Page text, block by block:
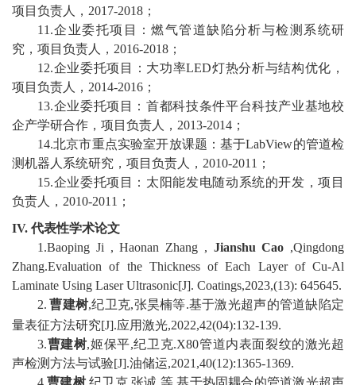
项目负责人， 2017-2018 ；
11 .企业委托项目：燃气管道缺陷分析与检测系统研
究，项目负责人， 2016-2018 ；
1 2.企业委托项目：大功率LED灯热分析与结构优化，
项目负责人， 2014-2016 ；
13.企业委托项目：首都科技条件平台科技产业基地校
企产学研合作，项目负责人， 2013-2014 ；
14.北京市重点实验室开放课题：基于LabView的管道检
测机器人系统研究，项目负责人， 2010-2011 ；
1 5.企业委托项目：太阳能发电随动系统的开发，项目
负责人， 2010-2011 ；
IV. 代表性学术论文
1.Baoping Ji , Haonan Zhang , Jianshu Cao ,Qingdong
Zhang.Evaluation of the Thickness of Each Layer of Cu-Al
Laminate Using Laser Ultrasonic[J]. Coatings,2023,(13): 645645.
2. 曹建树,纪卫克,张昊楠等.基于激光超声的管道缺陷定
量表征方法研究[J].应用激光,2022,42(04):132-139.
3.曹建树,姬保平,纪卫克.X80管道内表面裂纹的激光超
声检测方法与试验[J].油储运,2021,40(12):1365-1369.
4.曹建树,纪卫克,张诚,等.基于热固耦合的管道激光超声